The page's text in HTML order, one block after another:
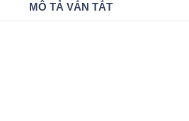
MÔ TẢ VẮN TẮT